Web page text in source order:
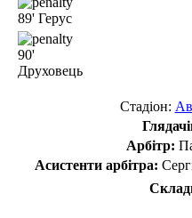
89' Герус
90'
Друховець
Стадіон:
Арбітр:
Асистенти арбітра: